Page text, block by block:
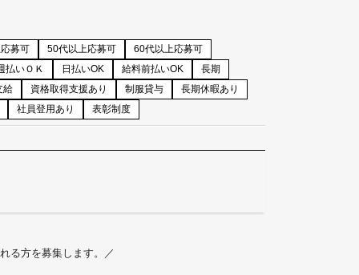
募可 50代以上応募可
60代以上応募可
払いＯＫ
日払いOK 給料前払いOK
長期
給
資格取得支援あり 制服貸与
長期休暇あり
社員登用あり
表彰制度
る方を募集します。／